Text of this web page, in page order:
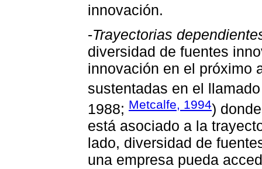
innovación.
-Trayectorias
diversidad de fuentes
innovación en el próximo
sustentadas en el
1988; Metcalfe, 1994)
está asociado a la
lado, diversidad de
una empresa pueda